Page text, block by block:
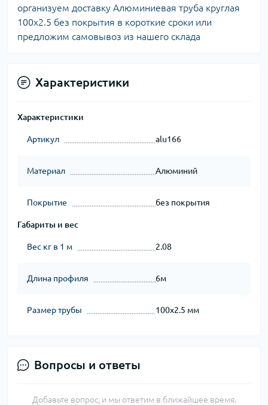
организуем доставку Алюминиевая труба круглая
100х2.5 без покрытия в короткие сроки или
предложим самовывоз из нашего склада
Характеристики
Характеристики
Артикул alu166
Материал Алюминий
Покрытие без покрытия
Габариты и вес
Вес кг в 1 м 2.08
Длина профиля 6м
Размер трубы 100х2.5 мм
Вопросы и ответы
Добавьте вопрос, и мы ответим в ближайшее время.